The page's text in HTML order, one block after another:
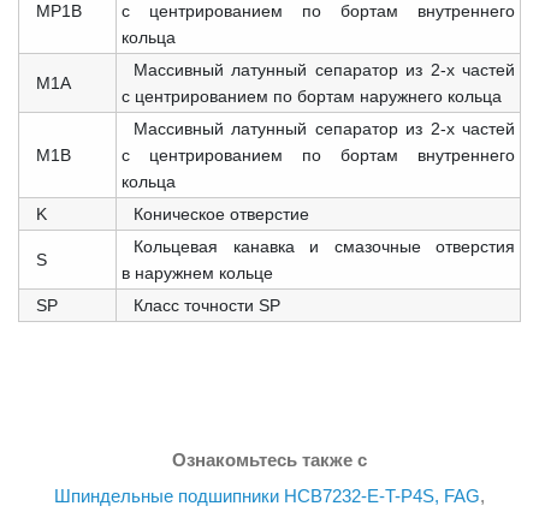
MP1B
с центрированием по бортам внутреннего
кольца
M1A
Массивный латунный сепаратор из 2-х частей
с центрированием по бортам наружнего кольца
M1B
Массивный латунный сепаратор из 2-х частей
с центрированием по бортам внутреннего
кольца
K
Коническое отверстие
S
Кольцевая канавка и смазочные отверстия
в наружнем кольце
SP
Класс точности SP
Ознакомьтесь также с
Шпиндельные подшипники HCB7232-E-T-P4S, FAG,